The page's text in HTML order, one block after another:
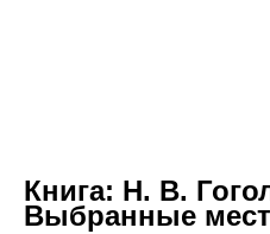
Книга: Н. В.
Выбранные